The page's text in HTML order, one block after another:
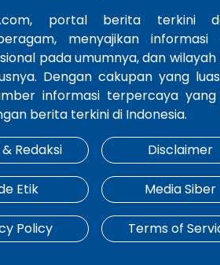
portal berita terkini
menyajikan informasi
pada umumnya, dan
Dengan cakupan yang
informasi terpercaya yang
berita terkini di Indonesia.
Redaksi
Disclaimer
Etik Media Siber
Policy Terms of